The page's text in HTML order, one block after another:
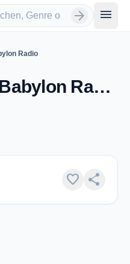
arrow_forward menu
Radio
Assyrian Babylon Radio - Aarhus
favorite share